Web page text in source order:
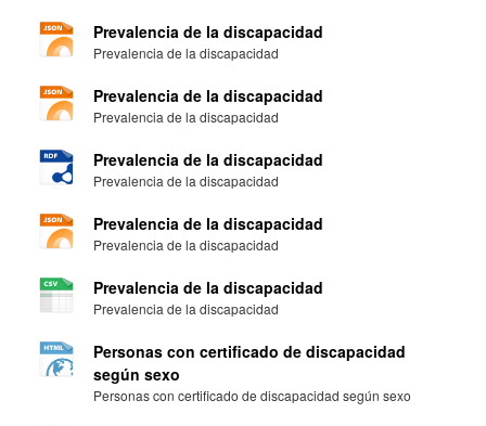
Prevalencia de la discapacidad
Prevalencia de la discapacidad
Prevalencia de la discapacidad
Prevalencia de la discapacidad
Prevalencia de la discapacidad
Prevalencia de la discapacidad
Prevalencia de la discapacidad
Prevalencia de la discapacidad
Prevalencia de la discapacidad
Prevalencia de la discapacidad
Personas con certificado de discapacidad
según sexo
Personas con certificado de discapacidad según sexo